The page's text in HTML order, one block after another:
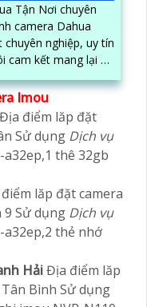
Tận Nơi chuyên
camera Dahua
cam kết mang lại sự
Imou
Địa điểm lăp đặt
Sử dụng Dịch vụ
a32ep,1 thê 32gb
lăp đặt camera
9 Sử dụng Dịch vụ
a32ep,2 thẻ nhớ
HảiĐịa điểm lăp
Bình Sử dụng